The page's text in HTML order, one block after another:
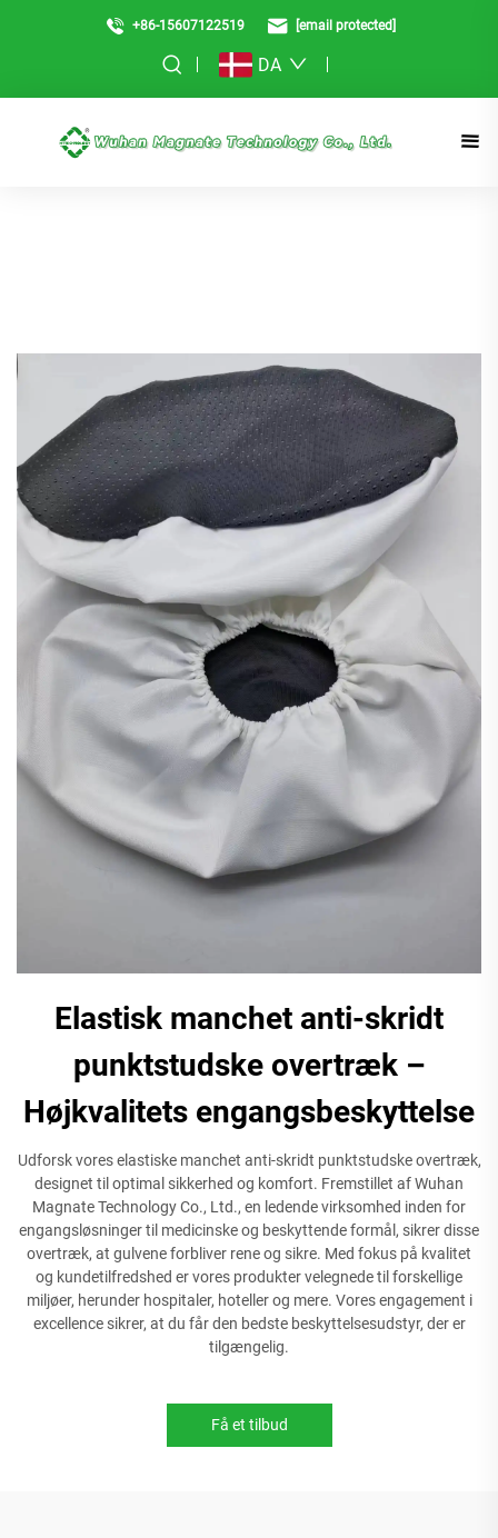
+86-15607122519 [email protected]
DA
Elastisk manchet anti-skridt
punktstudske overtræk –
Højkvalitets engangsbeskyttelse
Udforsk vores elastiske manchet anti-skridt punktstudske overtræk,
designet til optimal sikkerhed og komfort. Fremstillet af Wuhan
Magnate Technology Co., Ltd., en ledende virksomhed inden for
engangsløsninger til medicinske og beskyttende formål, sikrer disse
overtræk, at gulvene forbliver rene og sikre. Med fokus på kvalitet
og kundetilfredshed er vores produkter velegnede til forskellige
miljøer, herunder hospitaler, hoteller og mere. Vores engagement i
excellence sikrer, at du får den bedste beskyttelsesudstyr, der er
tilgængelig.
Få et tilbud